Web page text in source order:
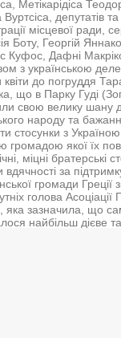
Метікарідіса
Вуртсіса, депутатів та
місцевої ради,
Боту, Георгій
Куфос, Дафні
з українською
квіти до погруддя
що в Парку Гуді
свою велику шану
народу та
стосунки з
громадою якої їх
міцні братерські
за
громади Греції
голова Асоціації
зазначила, що
найбільш дієве